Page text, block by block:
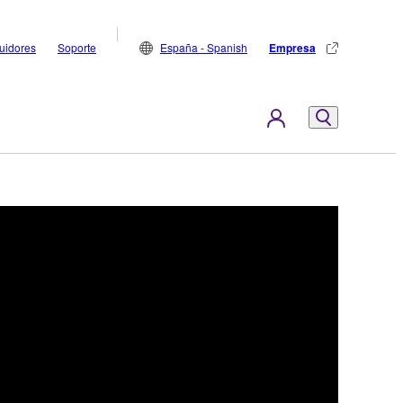
Soporte España - Spanish Empresa